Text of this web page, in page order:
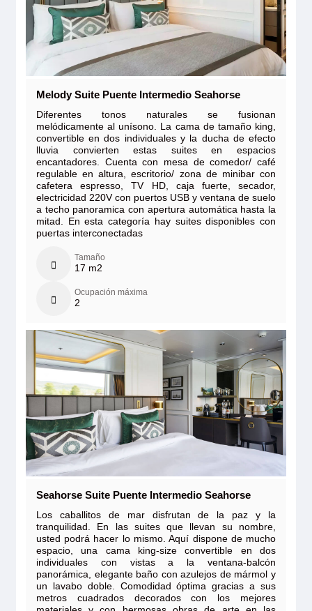
Melody Suite Puente Intermedio Seahorse
Diferentes tonos naturales se fusionan
melódicamente al unísono. La cama de tamaño king,
convertible en dos individuales y la ducha de efecto
lluvia convierten estas suites en espacios
encantadores. Cuenta con mesa de comedor/ café
regulable en altura, escritorio/ zona de minibar con
cafetera espresso, TV HD, caja fuerte, secador,
electricidad 220V con puertos USB y ventana de suelo
a techo panoramica con apertura automática hasta la
mitad. En esta categoría hay suites disponibles con
puertas interconectadas
Tamaño
17 m2
Ocupación máxima
2
Seahorse Suite Puente Intermedio Seahorse
Los caballitos de mar disfrutan de la paz y la
tranquilidad. En las suites que llevan su nombre,
usted podrá hacer lo mismo. Aquí dispone de mucho
espacio, una cama king-size convertible en dos
individuales con vistas a la ventana-balcón
panorámica, elegante baño con azulejos de mármol y
un lavabo doble. Comodidad óptima gracias a sus
metros cuadrados decorados con los mejores